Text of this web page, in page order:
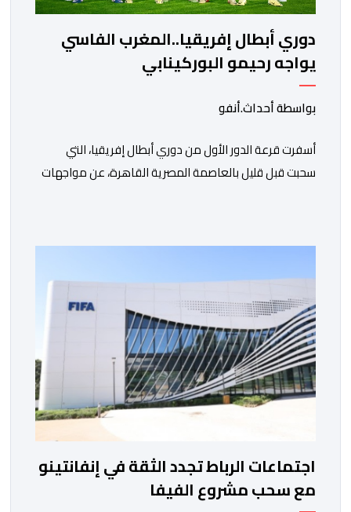
دوري أبطال إفريقيا..المغرب الفاسي
يواجه رحيمو البوركينابي
بواسطة أحداث.أنفو
أسفرت قرعة الدور الأول من دوري أبطال إفريقيا، التي
سحبت قبل قليل بالعاصمة المصرية القاهرة، عن مواجهات
نهضة بركان على موعد في هذا الدور مع الفائز من المباراة
الغامبي، حيث يطمح الفريق […]
اجتماعات الرباط تجدد الثقة في إنفانتينو
مع سحب مشروع الفيفا